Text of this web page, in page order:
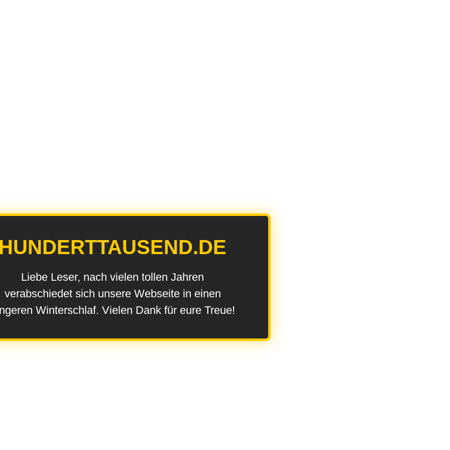
Liebe Leser, nach vielen tollen Jahren
verabschiedet sich unsere Webseite in einen
Winterschlaf. Vielen Dank für eure Treue!